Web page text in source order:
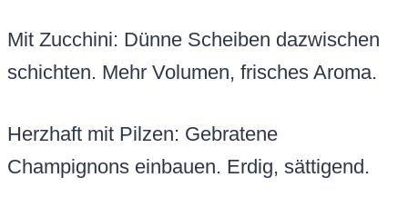
Mit Zucchini: Dünne Scheiben dazwischen
schichten. Mehr Volumen, frisches Aroma.
Herzhaft mit Pilzen: Gebratene
Champignons einbauen. Erdig, sättigend.